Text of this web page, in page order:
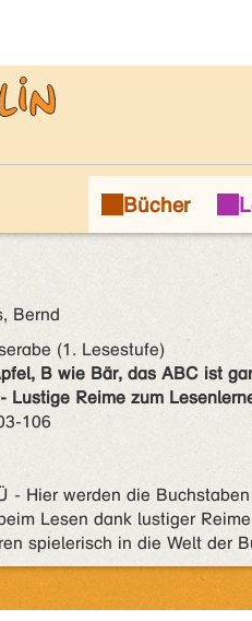
Bernd
(1. Lesestufe)
B wie Bär, das ABC ist
Lustige Reime zum
106
- Hier werden die
Lesen dank lustiger Reime
spielerisch in die Welt der